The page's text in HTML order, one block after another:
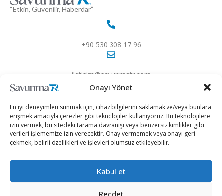
Onayı Yönet
En iyi deneyimleri sunmak için, cihaz bilgilerini saklamak ve/veya bunlara
erişmek amacıyla çerezler gibi teknolojiler kullanıyoruz. Bu teknolojilere
izin vermek, bu sitedeki tarama davranışı veya benzersiz kimlikler gibi
verileri işlememize izin verecektir. Onay vermemek veya onayı geri
çekmek, belirli özellikleri ve işlevleri olumsuz etkileyebilir.
Kabul et
Reddet
“Etkin, Güvenilir, Haberdar”
+90 530 308 17 96
iletisim@savunmatr.com
2026 © Savunma TR. Tüm Hakları Saklıdır.
Savunma Sanayii
Deniz Platformları
Kategoriler
Teknoloji
Röportajlar
SavunmaTR
Gizlilik Politikası